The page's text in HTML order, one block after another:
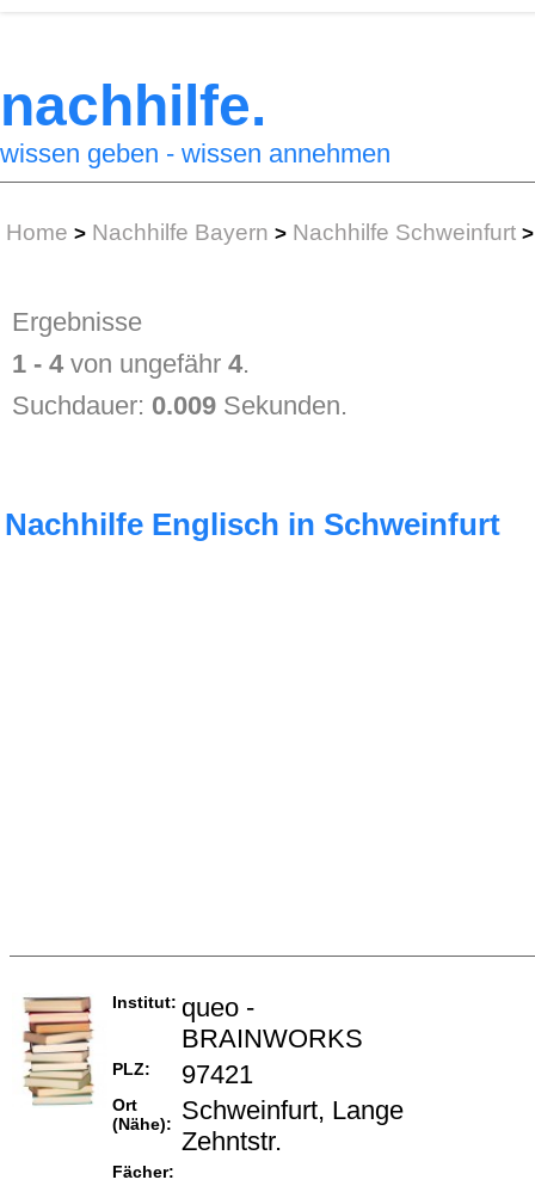
nachhilfe.
wissen geben - wissen annehmen
Home > Nachhilfe Bayern > Nachhilfe Schweinfurt >
Ergebnisse
1 - 4 von ungefähr4.
Suchdauer: 0.009 Sekunden.
Nachhilfe Englisch in Schweinfurt
Institut: queo -
BRAINWORKS
PLZ: 97421
Ort
(Nähe):
Schweinfurt, Lange
Zehntstr.
Fächer: